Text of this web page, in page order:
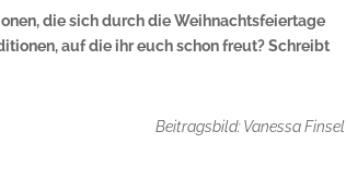
die sich durch die Weihnachtsfeiertage
auf die ihr euch schon freut? Schreibt
Beitragsbild: Vanessa Finsel